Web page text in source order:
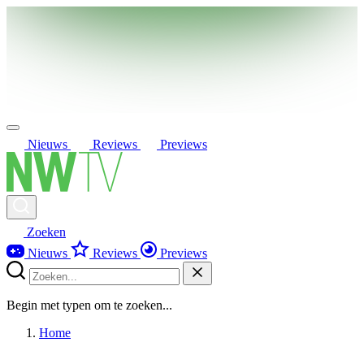
Nieuws Reviews Previews
Zoeken
Nieuws
Reviews Previews
Begin met typen om te zoeken...
Home